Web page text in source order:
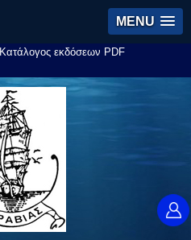
MENU
Κατάλογος εκδόσεων PDF